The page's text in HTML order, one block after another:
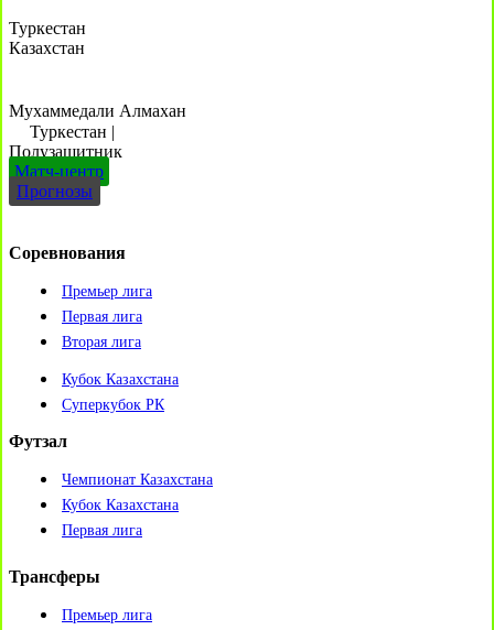
Туркестан
Казахстан
Мухаммедали Алмахан
Туркестан |
Полузащитник
Матч-центр
Прогнозы
Соревнования
Премьер лига
Первая лига
Вторая лига
Кубок Казахстана
Суперкубок РК
Футзал
Чемпионат Казахстана
Кубок Казахстана
Первая лига
Трансферы
Премьер лига